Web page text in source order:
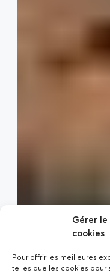
Gérer
cookies
Pour offrir les meilleures
telles que les cookies pour